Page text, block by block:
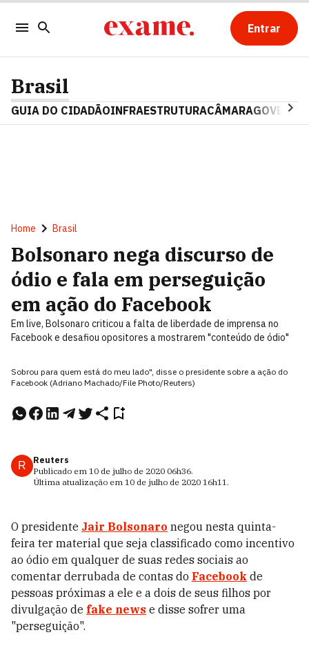
Entrar
Brasil
GUIA DO CIDADÃOINFRAESTRUTURACÂMARAGOVERNO
Home Brasil
Bolsonaro nega discurso de
ódio e fala em perseguição
em ação do Facebook
Em live, Bolsonaro criticou a falta de liberdade de imprensa no
Facebook e desafiou opositores a mostrarem "conteúdo de ódio"
Sobrou para quem está do meu lado", disse o presidente sobre a ação do
Facebook (Adriano Machado/File Photo/Reuters)
R
Reuters
Publicado em 10 de julho de 2020 06h36.
Última atualização em 10 de julho de 2020 16h11.
O presidente Jair Bolsonaro negou nesta quinta-
feira ter material que seja classificado como incentivo
ao ódio em qualquer de suas redes sociais ao
comentar derrubada de contas do Facebook de
pessoas próximas a ele e a dois de seus filhos por
divulgação de fake news e disse sofrer uma
"perseguição".